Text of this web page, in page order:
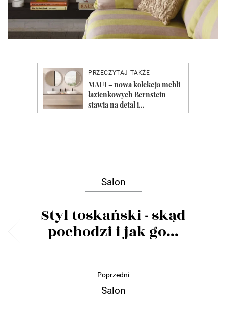
Salon
Styl toskański - skąd
pochodzi i jak go...
Poprzedni
Salon